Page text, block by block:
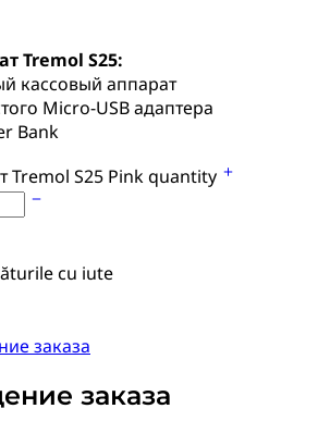
Tremol S25:
кассовый аппарат
Micro-USB адаптера
Bank
Tremol S25 Pink quantity
cu iute
заказа
заказа